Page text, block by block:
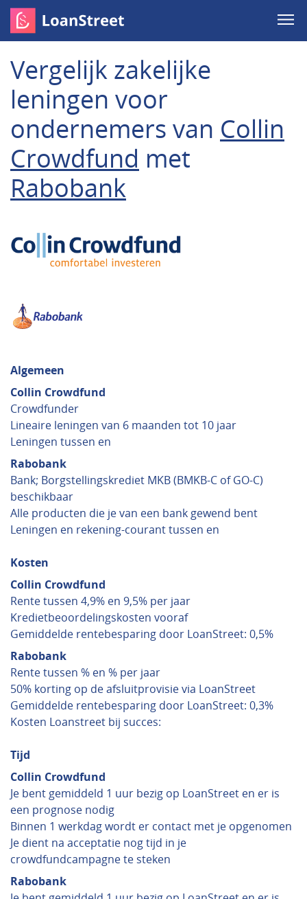
Vergelijk zakelijke
leningen voor
ondernemers van Collin
Crowdfund met
Rabobank
Algemeen
Collin Crowdfund
Crowdfunder
Lineaire leningen van 6 maanden tot 10 jaar
Leningen tussen en
Rabobank
Bank; Borgstellingskrediet MKB (BMKB-C of GO-C)
beschikbaar
Alle producten die je van een bank gewend bent
Leningen en rekening-courant tussen en
Kosten
Collin Crowdfund
Rente tussen 4,9% en 9,5% per jaar
Kredietbeoordelingskosten vooraf
Gemiddelde rentebesparing door LoanStreet: 0,5%
Rabobank
Rente tussen % en % per jaar
50% korting op de afsluitprovisie via LoanStreet
Gemiddelde rentebesparing door LoanStreet: 0,3%
Kosten Loanstreet bij succes:
Tijd
Collin Crowdfund
Je bent gemiddeld 1 uur bezig op LoanStreet en er is
een prognose nodig
Binnen 1 werkdag wordt er contact met je opgenomen
Je dient na acceptatie nog tijd in je
crowdfundcampagne te steken
Rabobank